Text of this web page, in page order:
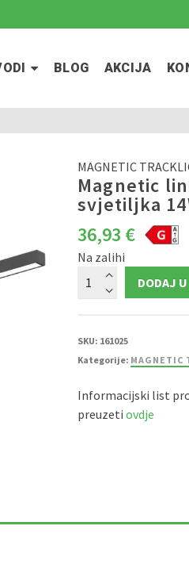
BLOG AKCIJA
MAGNETIC
Magnetic
svjetiljka
36,93 €
Na zalihi
Magnetic
linijska
diffuser
količina
DODAJ
SKU: 161025
Kategorije: MAGNETIC
Informacijski list
preuzeti ovdje